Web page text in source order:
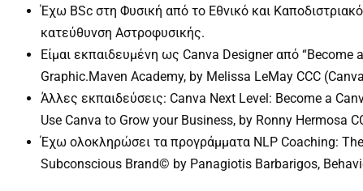
Έχω BSc στη Φυσική από το Εθνικό και
κατεύθυνση Αστροφυσικής.
Είμαι εκπαιδευμένη ως Canva Designer από “Become
Graphic.Maven Academy, by Melissa LeMay CCC
Άλλες εκπαιδεύσεις: Canva Next Level: Become a
Use Canva to Grow your Business, by Ronny Hermosa
Έχω ολοκληρώσει τα προγράμματα NLP Coaching:
Subconscious Brand© by Panagiotis Barbarigos,